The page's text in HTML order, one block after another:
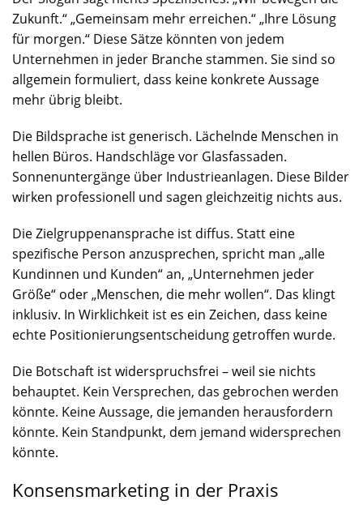
Zukunft.“ „Gemeinsam mehr erreichen.“ „Ihre Lösung
für morgen.“ Diese Sätze könnten von jedem
Unternehmen in jeder Branche stammen. Sie sind so
allgemein formuliert, dass keine konkrete Aussage
mehr übrig bleibt.
Die Bildsprache ist generisch. Lächelnde Menschen in
hellen Büros. Handschläge vor Glasfassaden.
Sonnenuntergänge über Industrieanlagen. Diese Bilder
wirken professionell und sagen gleichzeitig nichts aus.
Die Zielgruppenansprache ist diffus. Statt eine
spezifische Person anzusprechen, spricht man „alle
Kundinnen und Kunden“ an, „Unternehmen jeder
Größe“ oder „Menschen, die mehr wollen“. Das klingt
inklusiv. In Wirklichkeit ist es ein Zeichen, dass keine
echte Positionierungsentscheidung getroffen wurde.
Die Botschaft ist widerspruchsfrei – weil sie nichts
behauptet. Kein Versprechen, das gebrochen werden
könnte. Keine Aussage, die jemanden herausfordern
könnte. Kein Standpunkt, dem jemand widersprechen
könnte.
Konsensmarketing in der Praxis